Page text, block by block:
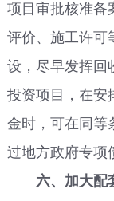
项目审批核准备
评价、施工许可
设，尽早发挥回
投资项目，在安
金时，可在同等
过地方政府专项
六、加大配